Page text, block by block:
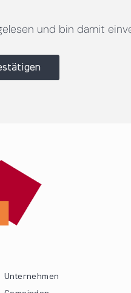
und bin damit
Unternehmen